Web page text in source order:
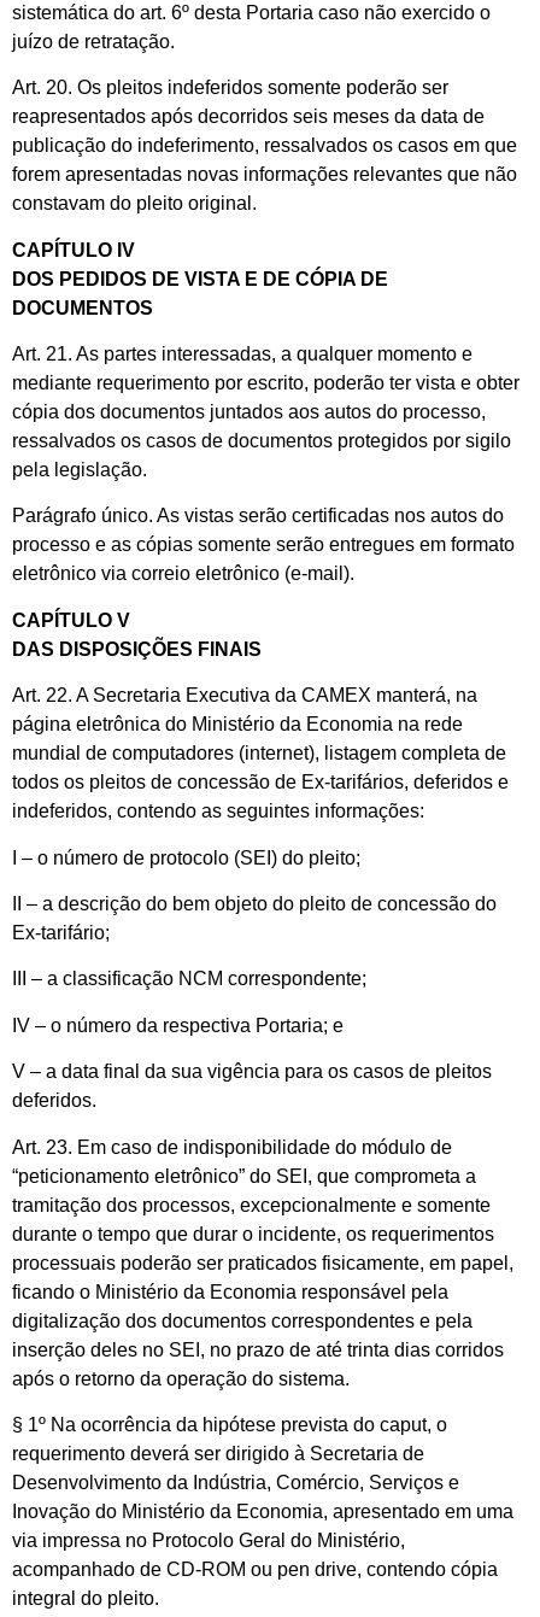
sistemática do art. 6º desta Portaria caso não exercido o
juízo de retratação.
Art. 20. Os pleitos indeferidos somente poderão ser
reapresentados após decorridos seis meses da data de
publicação do indeferimento, ressalvados os casos em que
forem apresentadas novas informações relevantes que não
constavam do pleito original.
CAPÍTULO IV
DOS PEDIDOS DE VISTA E DE CÓPIA DE
DOCUMENTOS
Art. 21. As partes interessadas, a qualquer momento e
mediante requerimento por escrito, poderão ter vista e obter
cópia dos documentos juntados aos autos do processo,
ressalvados os casos de documentos protegidos por sigilo
pela legislação.
Parágrafo único. As vistas serão certificadas nos autos do
processo e as cópias somente serão entregues em formato
eletrônico via correio eletrônico (e-mail).
CAPÍTULO V
DAS DISPOSIÇÕES FINAIS
Art. 22. A Secretaria Executiva da CAMEX manterá, na
página eletrônica do Ministério da Economia na rede
mundial de computadores (internet), listagem completa de
todos os pleitos de concessão de Ex-tarifários, deferidos e
indeferidos, contendo as seguintes informações:
I – o número de protocolo (SEI) do pleito;
II – a descrição do bem objeto do pleito de concessão do
Ex-tarifário;
III – a classificação NCM correspondente;
IV – o número da respectiva Portaria; e
V – a data final da sua vigência para os casos de pleitos
deferidos.
Art. 23. Em caso de indisponibilidade do módulo de
“peticionamento eletrônico” do SEI, que comprometa a
tramitação dos processos, excepcionalmente e somente
durante o tempo que durar o incidente, os requerimentos
processuais poderão ser praticados fisicamente, em papel,
ficando o Ministério da Economia responsável pela
digitalização dos documentos correspondentes e pela
inserção deles no SEI, no prazo de até trinta dias corridos
após o retorno da operação do sistema.
§ 1º Na ocorrência da hipótese prevista do caput, o
requerimento deverá ser dirigido à Secretaria de
Desenvolvimento da Indústria, Comércio, Serviços e
Inovação do Ministério da Economia, apresentado em uma
via impressa no Protocolo Geral do Ministério,
acompanhado de CD-ROM ou pen drive, contendo cópia
integral do pleito.